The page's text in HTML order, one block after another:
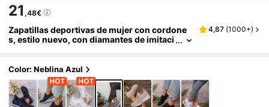
21 ,48€
Zapatillas deportivas de mujer con cordone
s, estilo nuevo, con diamantes de imitaci
cuadas para todas las estaciones, zapatillas
de entrenamiento para mujeres
4,87 (1000+)
Color: Neblina Azul